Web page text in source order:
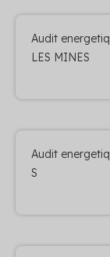
Audit
LES MINES
Audit
S